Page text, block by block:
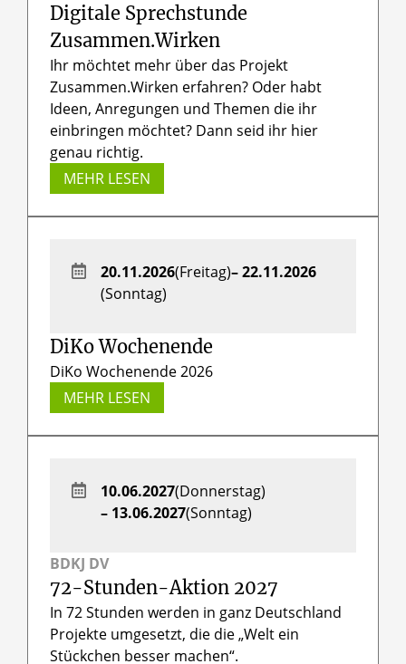
Digitale Sprechstunde
Zusammen.Wirken
Ihr möchtet mehr über das Projekt
Zusammen.Wirken erfahren? Oder habt
Ideen, Anregungen und Themen die ihr
einbringen möchtet? Dann seid ihr hier
genau richtig.
MEHR LESEN
DiKo Wochenende
DiKo Wochenende 2026
MEHR LESEN
20.11.2026(Freitag)– 22.11.2026
(Sonntag)
BDKJ DV
72-Stunden-Aktion 2027
In 72 Stunden werden in ganz Deutschland
Projekte umgesetzt, die die „Welt ein
Stückchen besser machen“.
10.06.2027(Donnerstag)
– 13.06.2027(Sonntag)